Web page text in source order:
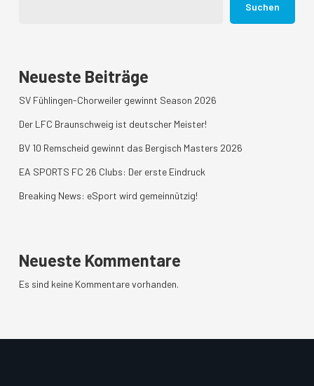
Suchen
Neueste Beiträge
SV Fühlingen-Chorweiler gewinnt Season 2026
Der LFC Braunschweig ist deutscher Meister!
BV 10 Remscheid gewinnt das Bergisch Masters 2026
EA SPORTS FC 26 Clubs: Der erste Eindruck
Breaking News: eSport wird gemeinnützig!
Neueste Kommentare
Es sind keine Kommentare vorhanden.